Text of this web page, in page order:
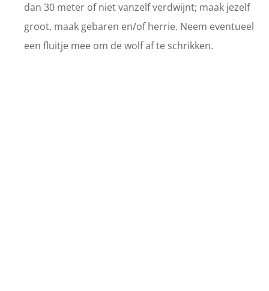
dan 30 meter of niet vanzelf verdwijnt; maak jezelf
groot, maak gebaren en/of herrie. Neem eventueel
een fluitje mee om de wolf af te schrikken.